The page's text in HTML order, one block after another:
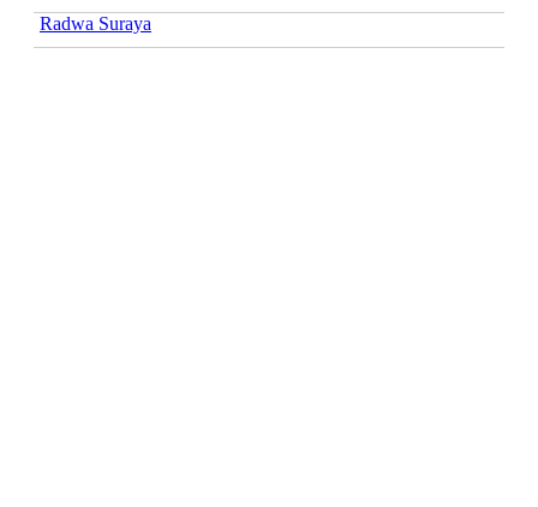
Radwa Suraya